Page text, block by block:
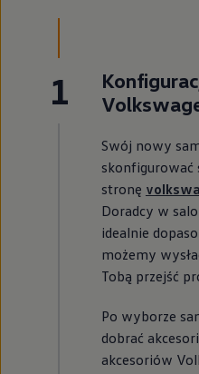
1
Swój nowy
skonfigurować
stronę
Doradcy w
idealnie
możemy
Tobą przejść
Po wyborze
dobrać
akcesoriów